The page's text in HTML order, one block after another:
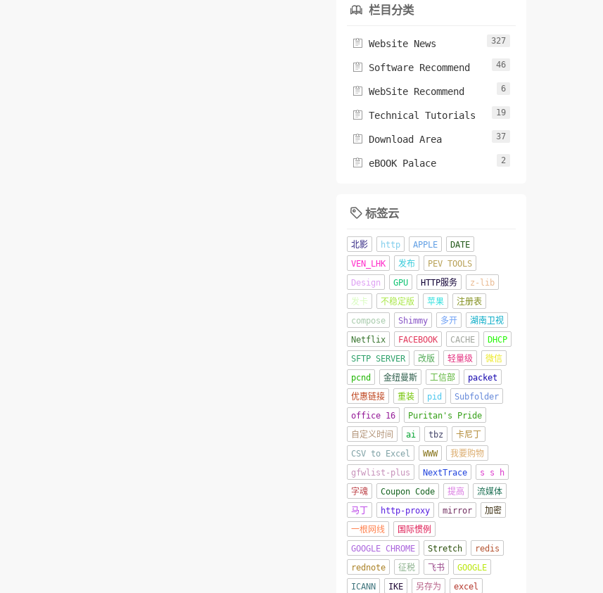
 栏目分类
 Website News 327
 Software Recommend 46
 WebSite Recommend 6
 Technical Tutorials 19
 Download Area 37
 eBOOK Palace 2
 标签云
北影 http APPLE
DATE
VEN_LHK
发布
PEV TOOLS
Design
GPU HTTP服务
z-lib
发卡
不稳定版 苹果
注册表
compose
Shimmy 多开
湖南卫视
Netflix
FACEBOOK CACHE
DHCP
SFTP SERVER
改版 轻量级
微信
pcnd
金纽曼斯 工信部
packet
优惠链接
重装 pid
Subfolder
office 16
Puritan's Pride
自定义时间
ai tbz
卡尼丁
CSV to Excel
WWW
我要购物
gfwlist-plus
NextTrace
s s h
字魂
Coupon Code 提高
流媒体
马丁
http-proxy mirror
加密
一根网线
国际惯例
GOOGLE CHROME
Stretch
redis
rednote
征税 飞书
GOOGLE
ICANN
IKE 另存为 excel